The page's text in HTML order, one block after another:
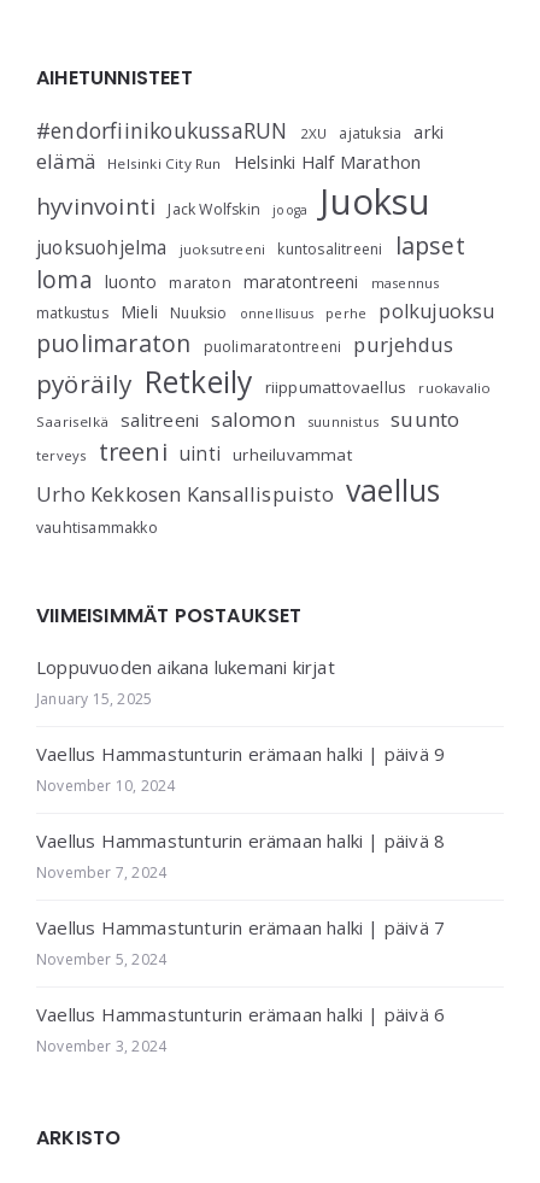
AIHETUNNISTEET
#endorfiinikoukussaRUN 2XU ajatuksia arki
elämä Helsinki City Run Helsinki Half Marathon
hyvinvointi Jack Wolfskin jooga Juoksu
juoksuohjelma juoksutreeni kuntosalitreeni
lapset
loma
luonto maraton maratontreeni masennus
matkustus Mieli Nuuksio onnellisuus perhe polkujuoksu
puolimaraton puolimaratontreeni purjehdus
pyöräily Retkeily riippumattovaellus
ruokavalio
Saariselkä
salitreeni salomon suunnistus suunto
terveys treeni uinti urheiluvammat
Urho Kekkosen Kansallispuisto vaellus
vauhtisammakko
VIIMEISIMMÄT POSTAUKSET
Loppuvuoden aikana lukemani kirjat
January 15, 2025
Vaellus Hammastunturin erämaan halki | päivä 9
November 10, 2024
Vaellus Hammastunturin erämaan halki | päivä 8
November 7, 2024
Vaellus Hammastunturin erämaan halki | päivä 7
November 5, 2024
Vaellus Hammastunturin erämaan halki | päivä 6
November 3, 2024
ARKISTO